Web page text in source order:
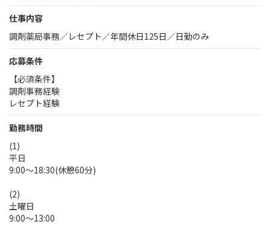
仕事内容
調剤薬局事務／レセプト／年間休日125日／日勤のみ
応募条件
【必須条件】
調剤事務経験
レセプト経験
勤務時間
(1)
平日
9:00～18:30(休憩60分)
(2)
土曜日
9:00～13:00